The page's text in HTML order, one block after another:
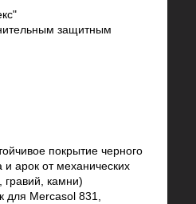
защитным
покрытие черного
арок от механических
гравий, камни)
для Mercasol 831,